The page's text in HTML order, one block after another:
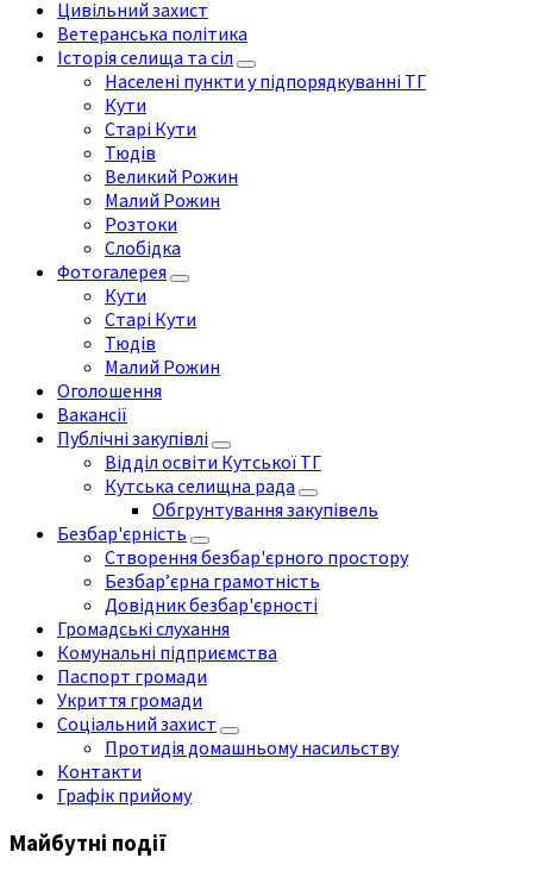
Цивільний захист
Ветеранська політика
Історія селища та сіл
Населені пункти у підпорядкуванні ТГ
Кути
Старі Кути
Тюдів
Великий Рожин
Малий Рожин
Розтоки
Слобідка
Фотогалерея
Кути
Старі Кути
Тюдів
Малий Рожин
Оголошення
Вакансії
Публічні закупівлі
Відділ освіти Кутської ТГ
Кутська селищна рада
Обгрунтування закупівель
Безбар'єрність
Створення безбар'єрного простору
Безбар’єрна грамотність
Довідник безбар'єрності
Громадські слухання
Комунальні підприємства
Паспорт громади
Укриття громади
Соціальний захист
Протидія домашньому насильству
Контакти
Графік прийому
Майбутні події